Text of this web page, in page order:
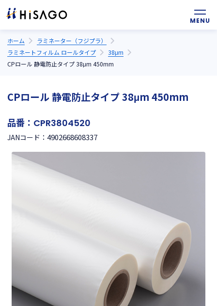
ホーム
ラミネーター（フジプラ）
ラミネートフィルム ロールタイプ
38μm
CPロール 静電防止タイプ 38μm 450mm
CPロール 静電防止タイプ 38μm 450mm
品番： CPR3804520
JANコード： 4902668608337